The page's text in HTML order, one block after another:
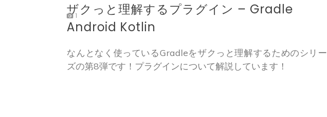
1
ザクっと理解するプラグイン – Gradle
Android Kotlin
なんとなく使っているGradleをザクっと理解するためのシリー
ズの第8弾です！プラグインについて解説しています！